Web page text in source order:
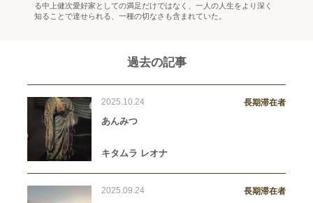
る中上健次愛好家としての満足だけではなく、一人の人生をより深く
知ることで達せられる、一種の切なさも含まれていた。
過去の記事
2025.10.24 長期滞在者
あんみつ
キタムラ レオナ
2025.09.24 長期滞在者